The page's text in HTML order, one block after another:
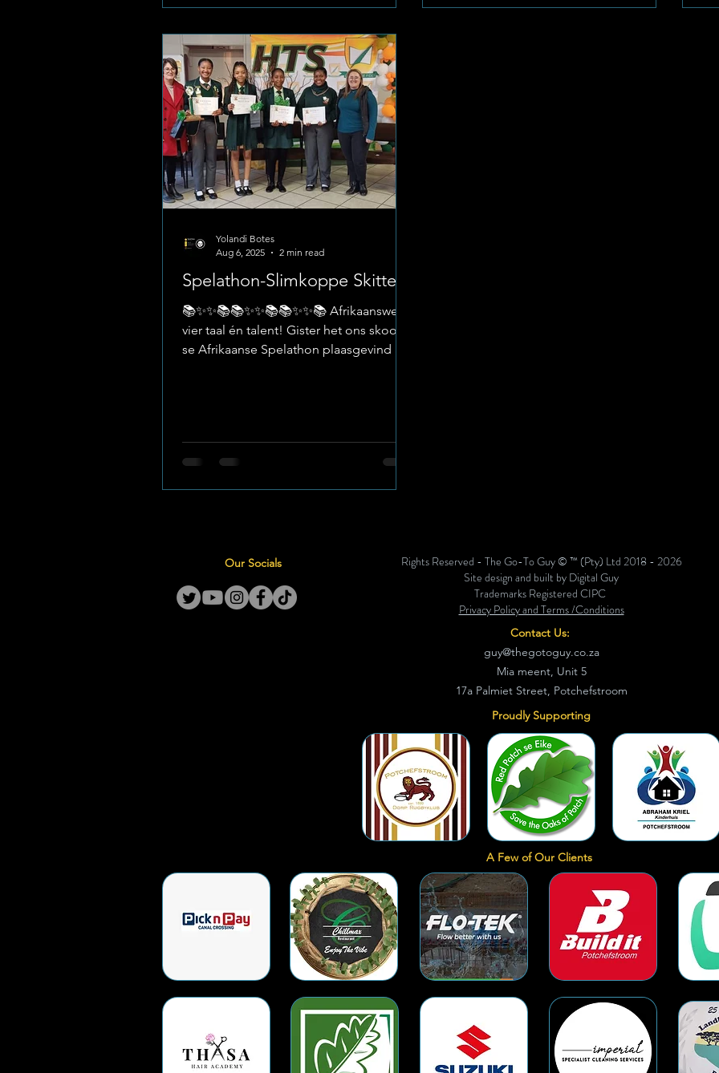
aangekondig dat twee van hul
akademiese top-spanne met groot lof
aan die tweede rondte (Distriksafdeling)
van die nasionale Astro Quiz-vasvra
deelgeneem het. Hierdie strawwe
rondte het op Dinsdag, 19 Mei 2026
met ’n uitstekende vertoning
Spelathon-Slimkoppe Skitter!
📚✨✨📚📚✨✨📚📚✨✨📚 Afrikaansweek
vier taal én talent! Gister het ons skool
se Afrikaanse Spelathon plaasgevind as
Yolandi Botes
Aug 6, 2025
2 min read
Our Socials
Rights Reserved - The Go-To Guy © ™ (Pty) Ltd 2018 - 2026
Site design and built by Digital Guy
Trademarks Registered CIPC
Privacy Policy and Terms /Conditions
Contact Us:
guy@thegotoguy.co.za
Mia meent, Unit 5
17a Palmiet Street, Potchefstroom
Proudly Supporting
A Few of Our Clients